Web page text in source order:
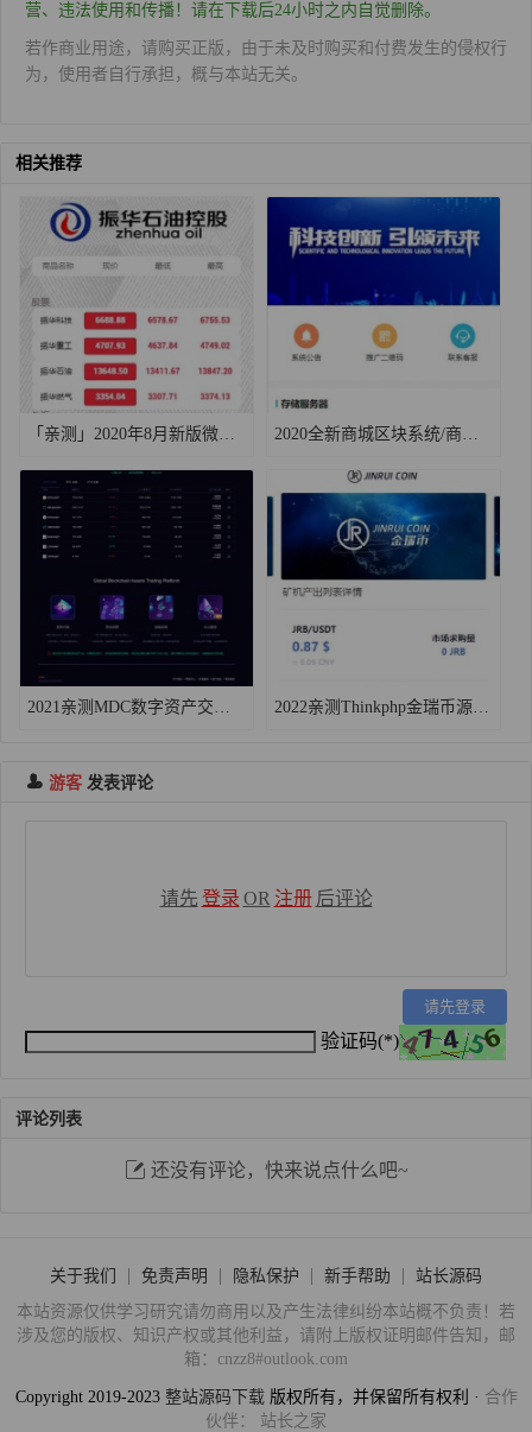
营、违法使用和传播！请在下载后24小时之内自觉删除。
若作商业用途，请购买正版，由于未及时购买和付费发生的侵权行
为，使用者自行承担，概与本站无关。
相关推荐
「亲测」2020年8月新版微盘系统源码 走势/K线正常+全开源+教程 2020全新商城区块系统/商城矿机系统源码 支持二开/可封装app
2021亲测MDC数字资产交易平台源码-PHP数字币交易所区块链源码 带手机版+K线+教程 2022亲测Thinkphp金瑞币源码/区块链算力系统源码/云/区块链矿机源码
游客 发表评论
请先 登录 OR 注册 后评论
请先登录
验证码(*)
评论列表
还没有评论，快来说点什么吧~
关于我们 免责声明 隐私保护 新手帮助
站长源码
本站资源仅供学习研究请勿商用以及产生法律纠纷本站概不负责！若
涉及您的版权、知识产权或其他利益，请附上版权证明邮件告知，邮
箱：cnzz8#outlook.com
Copyright 2019-2023 整站源码下载版权所有，并保留所有权利 · 合作
伙伴： 站长之家